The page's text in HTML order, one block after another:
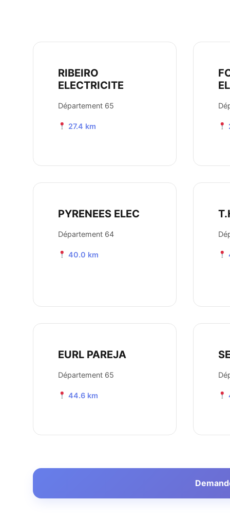
RIBEIRO
ELECTRICITE
Département 65
27.4 km
PYRENEES ELEC
Département 64
40.0 km
EURL PAREJA
Département 65
44.6 km